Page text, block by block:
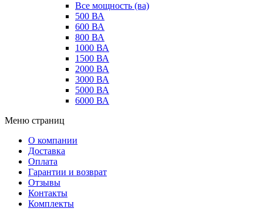
Все мощность (ва)
500 ВА
600 ВА
800 ВА
1000 ВА
1500 ВА
2000 ВА
3000 ВА
5000 ВА
6000 ВА
Меню страниц
О компании
Доставка
Оплата
Гарантии и возврат
Отзывы
Контакты
Комплекты